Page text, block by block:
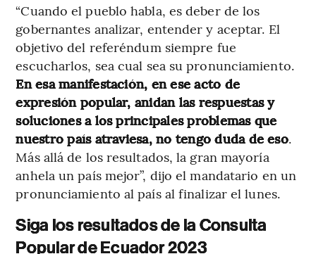
“Cuando el pueblo habla, es deber de los
gobernantes analizar, entender y aceptar. El
objetivo del referéndum siempre fue
escucharlos, sea cual sea su pronunciamiento.
En esa manifestación, en ese acto de
expresión popular, anidan las respuestas y
soluciones a los principales problemas que
nuestro país atraviesa, no tengo duda de eso.
Más allá de los resultados, la gran mayoría
anhela un país mejor”, dijo el mandatario en un
pronunciamiento al país al finalizar el lunes.
Siga los resultados de la Consulta
Popular de Ecuador 2023